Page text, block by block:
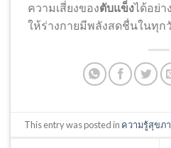
ความเสี่ยงของตับแข็งได้อย่า
ให้ร่างกายมีพลังสดชื่นในทุก
This entry was posted in ความรู้สุขภ